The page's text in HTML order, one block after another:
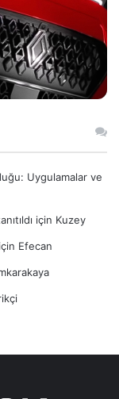
Uygulamalar ve
için Kuzey
için Efecan